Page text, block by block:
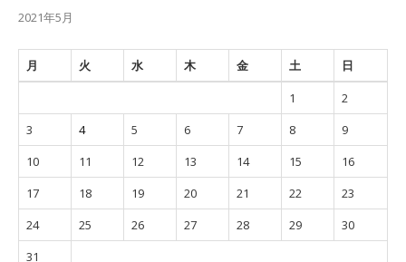
2021年5月
月 火 水 木 金 土 日
1
2
3
4 5 6 7 8
9
10
11 12 13 14 15
16
17
18 19 20 21 22
23
24
25 26 27 28 29
30
31